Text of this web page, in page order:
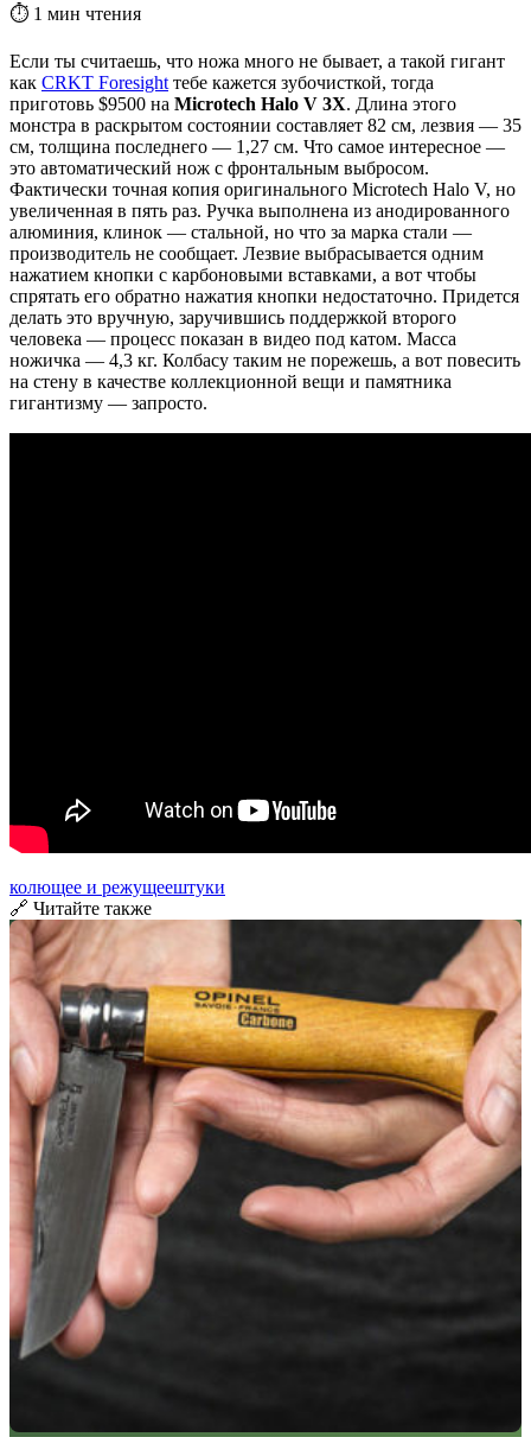
⏱ 1 мин чтения
Если ты считаешь, что ножа много не бывает, а такой гигант
как CRKT Foresight тебе кажется зубочисткой, тогда
приготовь $9500 на Microtech Halo V 3X. Длина этого
монстра в раскрытом состоянии составляет 82 см, лезвия — 35
см, толщина последнего — 1,27 см. Что самое интересное —
это автоматический нож с фронтальным выбросом.
Фактически точная копия оригинального Microtech Halo V, но
увеличенная в пять раз. Ручка выполнена из анодированного
алюминия, клинок — стальной, но что за марка стали —
производитель не сообщает. Лезвие выбрасывается одним
нажатием кнопки с карбоновыми вставками, а вот чтобы
спрятать его обратно нажатия кнопки недостаточно. Придется
делать это вручную, заручившись поддержкой второго
человека — процесс показан в видео под катом. Масса
ножичка — 4,3 кг. Колбасу таким не порежешь, а вот повесить
на стену в качестве коллекционной вещи и памятника
гигантизму — запросто.
колющее и режущеештуки
🔗 Читайте также